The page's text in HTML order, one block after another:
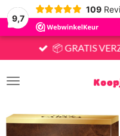
9,7
109
📦 GRATIS